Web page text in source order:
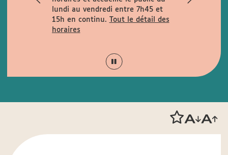
lundi au vendredi entre 7h45 et
15h en continu.
Tout le détail des
horaires